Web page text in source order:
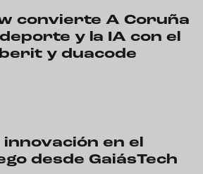
convierte A Coruña
y la IA con el
y duacode
innovación en el
desde GaiásTech